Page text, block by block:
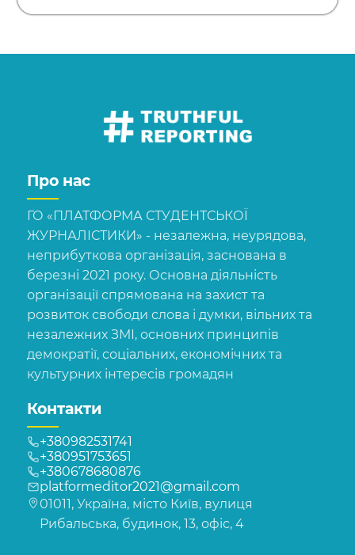
Про нас
ГО «ПЛАТФОРМА СТУДЕНТСЬКОЇ
ЖУРНАЛІСТИКИ» - незалежна, неурядова,
неприбуткова організація, заснована в
березні 2021 року. Основна діяльність
організації спрямована на захист та
розвиток свободи слова і думки, вільних та
незалежних ЗМІ, основних принципів
демократії, соціальних, економічних та
культурних інтересів громадян
Контакти
+380982531741
+380951753651
+380678680876
platformeditor2021@gmail.com
01011, Україна, місто Київ, вулиця
Рибальська, будинок, 13, офіс, 4